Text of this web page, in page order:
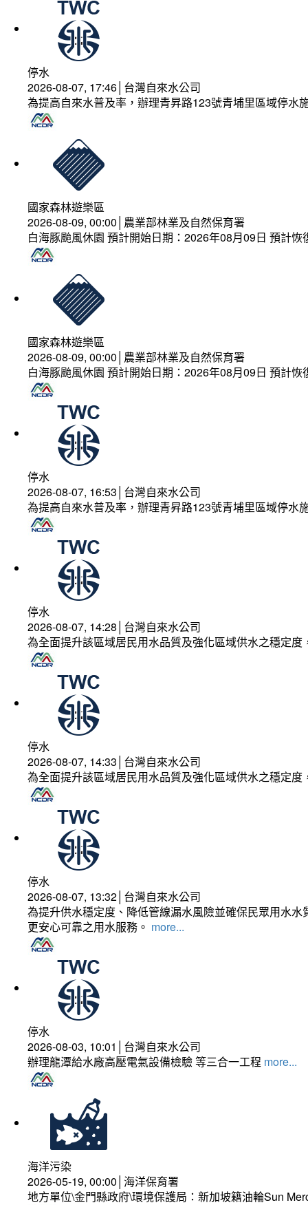
停水
2026-08-07, 17:46│台灣自來水公司
為提高自來水普及率，辦理青昇路123號青埔里區域停水
國家森林遊樂區
2026-08-09, 00:00│農業部林業及自然保育署
白海豚颱風休園 預計開始日期：2026年08月09日 預計
國家森林遊樂區
2026-08-09, 00:00│農業部林業及自然保育署
白海豚颱風休園 預計開始日期：2026年08月09日 預計
停水
2026-08-07, 16:53│台灣自來水公司
為提高自來水普及率，辦理青昇路123號青埔里區域停水
停水
2026-08-07, 14:28│台灣自來水公司
為全面提升該區域居民用水品質及強化區域供水之穩定
停水
2026-08-07, 14:33│台灣自來水公司
為全面提升該區域居民用水品質及強化區域供水之穩定
停水
2026-08-07, 13:32│台灣自來水公司
為提升供水穩定度、降低管線漏水風險並確保民眾用水
更安心可靠之用水服務。 more...
停水
2026-08-03, 10:01│台灣自來水公司
辦理龍潭給水廠高壓電氣設備檢驗 等三合一工程 more...
海洋污染
2026-05-19, 00:00│海洋保育署
地方單位\金門縣政府\環境保護局：新加坡籍油輪Sun